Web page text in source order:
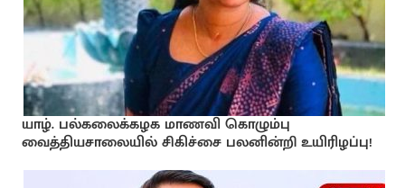
யாழ். பல்கலைக்கழக மாணவி கொழும்பு
வைத்தியசாலையில் சிகிச்சை பலனின்றி உயிரிழப்பு!